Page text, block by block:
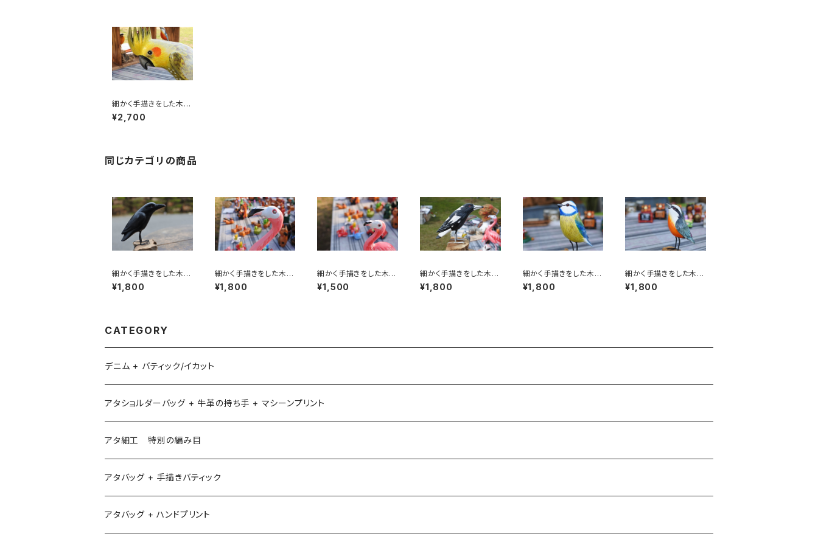
細かく手描きをした木彫
りの鳥 オウム
¥2,700
同じカテゴリの商品
細かく手描きをした木彫
りの鳥
¥1,800
細かく手描きをした木彫
りの鳥 フラミンゴ 3
0㎝
¥1,800
細かく手描きをした木彫
りの鳥 フラミンゴ 2
0㎝
¥1,500
細かく手描きをした木彫
りの鳥
¥1,800
細かく手描きをした木彫
りの鳥
¥1,800
細かく手描きをした木彫
りの鳥
¥1,800
CATEGORY
デニム + バティック/イカット
アタショルダーバッグ + 牛革の持ち手 + マシーンプリント
アタ細工 特別の編み目
アタバッグ + 手描きバティック
アタバッグ + ハンドプリント